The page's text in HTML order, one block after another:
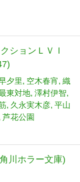
4-1)
ションＬＶＩ
夕里 空木春宵
織
東対地 澤村伊智
久永実木彦
川ホラー文庫)